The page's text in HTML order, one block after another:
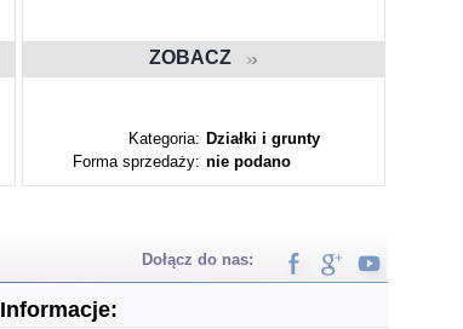
ZOBACZ
Kategoria: Działki i grunty
Forma sprzedaży: nie podano
Dołącz do nas:
Informacje: